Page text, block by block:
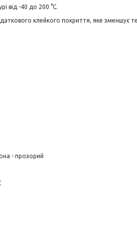
від -40 до 200 °С.
клейкого покриття, яке зменшує
- прозорий